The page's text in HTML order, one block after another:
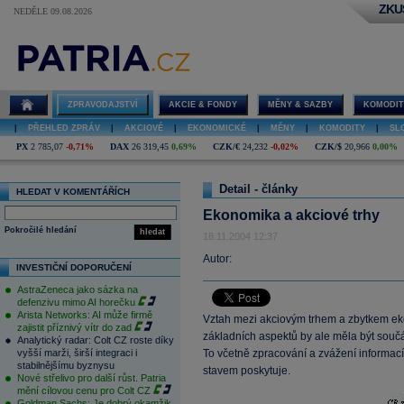
NEDĚLE 09.08.2026
ZPRAVODAJSTVÍ AKCIE & FONDY MĚNY & SAZBY
PŘEHLED ZPRÁV AKCIOVÉ EKONOMICKÉ MĚNY KOMODITY
PX 2 785,07 -0,71% DAX 26 319,45 0,69% CZK/€ 24,232 -0,02% CZK/$ 20,966 0,00%
HLEDAT V KOMENTÁŘÍCH
hledat
Pokročilé hledání
INVESTIČNÍ DOPORUČENÍ
AstraZeneca jako sázka na
defenzivu mimo AI horečku
Arista Networks: AI může firmě
zajistit příznivý vítr do zad
Analytický radar: Colt CZ roste díky
vyšší marži, širší integraci i
stabilnějšímu byznysu
Nové střelivo pro další růst. Patria
mění cílovou cenu pro Colt CZ
Detail - články
Ekonomika a akciové trhy
18.11.2004 12:37
Autor:
Vztah mezi akciovým trhem a zbytkem
základních aspektů by ale měla být
To včetně zpracování a zvážení
stavem poskytuje.